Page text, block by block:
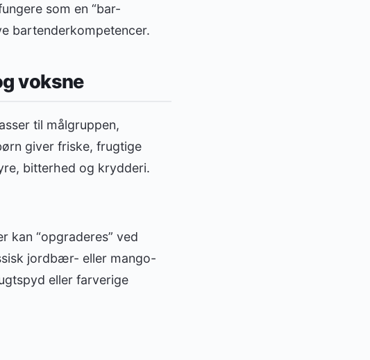
som en “bar-
bartenderkompetencer.
voksne
til målgruppen,
giver friske, frugtige
bitterhed og krydderi.
kan “opgraderes” ved
jordbær- eller mango-
eller farverige